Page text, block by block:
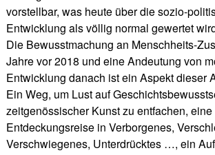
vorstellbar, was heute über die sozio-
Entwicklung als völlig normal gewertet
Die Bewusstmachung an Menschheits-
Jahre vor 2018 und eine Andeutung von
Entwicklung danach ist ein Aspekt dieser
Ein Weg, um Lust auf
zeitgenössischer Kunst zu entfachen, eine
Entdeckungsreise in Verborgenes,
Verschwiegenes, Unterdrücktes …, ein